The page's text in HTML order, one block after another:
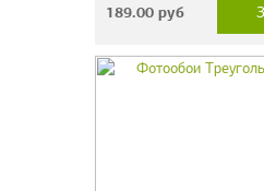
189.00руб